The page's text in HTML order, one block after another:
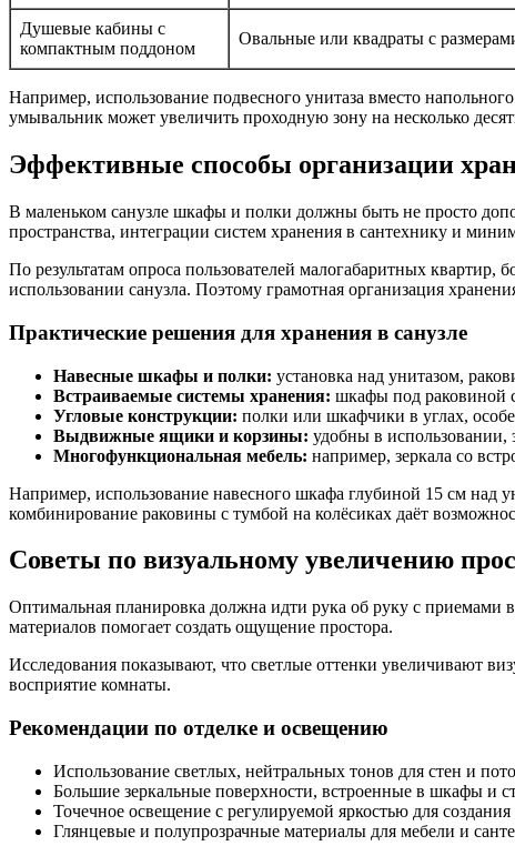
Душевые кабины с
компактным поддоном
Овальные или квадраты с
Например, использование подвесного унитаза вместо
умывальник может увеличить проходную зону на несколько
Эффективные способы организации
В маленьком санузле шкафы и полки должны быть не просто
пространства, интеграции систем хранения в сантехнику и
По результатам опроса пользователей малогабаритных
использовании санузла. Поэтому грамотная организация
Практические решения для хранения в санузле
Навесные шкафы и полки: установка над унитазом,
Встраиваемые системы хранения: шкафы под раковиной
Угловые конструкции: полки или шкафчики в углах,
Выдвижные ящики и корзины: удобны в использовании,
Многофункциональная мебель: например, зеркала со
Например, использование навесного шкафа глубиной 15 см над
комбинирование раковины с тумбой на колёсиках даёт
Советы по визуальному увеличению
Оптимальная планировка должна идти рука об руку с приемами
материалов помогает создать ощущение простора.
Исследования показывают, что светлые оттенки увеличивают
восприятие комнаты.
Рекомендации по отделке и освещению
Использование светлых, нейтральных тонов для стен и
Большие зеркальные поверхности, встроенные в шкафы и
Точечное освещение с регулируемой яркостью для
Глянцевые и полупрозрачные материалы для мебели и